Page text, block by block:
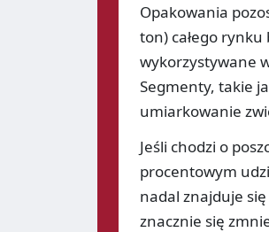
Opakowania
ton) całego
wykorzystywane
Segmenty, takie
umiarkowanie
Jeśli chodzi o
procentowym
nadal znajduje
znacznie się